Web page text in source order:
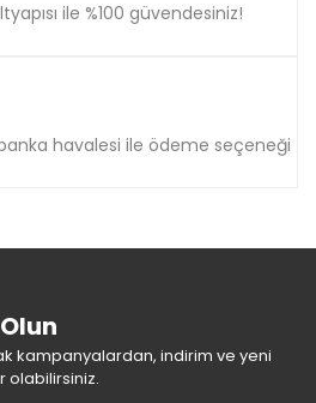
ile %100 güvendesiniz!
havalesi ile ödeme seçeneği
kampanyalardan, indirim ve yeni
olabilirsiniz.